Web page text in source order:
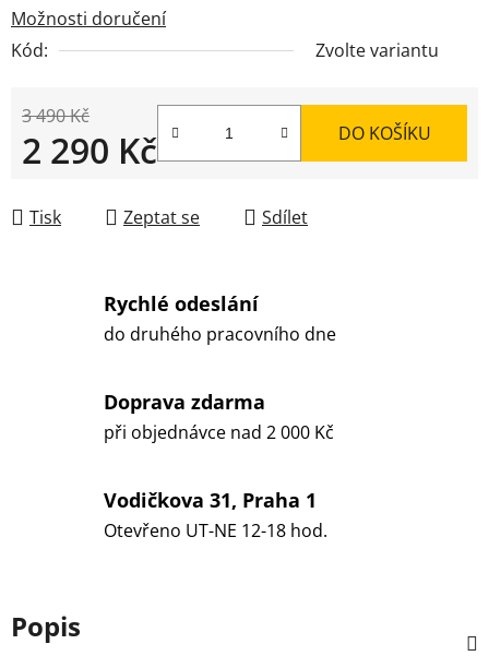
Možnosti doručení
Kód:
Zvolte variantu
3 490 Kč
2 290 Kč DO KOŠÍKU
Tisk Zeptat se Sdílet
Rychlé odeslání
do druhého pracovního dne
Doprava zdarma
při objednávce nad 2 000 Kč
Vodičkova 31, Praha 1
Otevřeno UT-NE 12-18 hod.
Popis